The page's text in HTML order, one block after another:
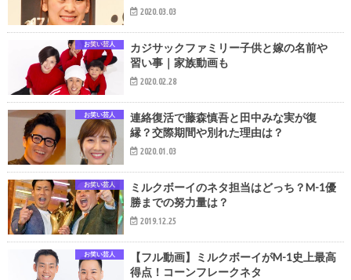
2020.03.03
お笑い芸人
カジサックファミリー子供と嫁の名前や
習い事｜家族動画も
2020.02.28
お笑い芸人
連絡復活で藤森慎吾と田中みな実が復
縁？交際期間や別れた理由は？
2020.01.03
お笑い芸人
ミルクボーイのネタ担当はどっち？M-1優
勝までの努力量は？
2019.12.25
お笑い芸人
【フル動画】ミルクボーイがM-1史上最高
得点！コーンフレークネタ